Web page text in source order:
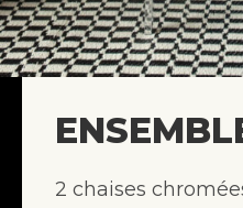
2 chaises